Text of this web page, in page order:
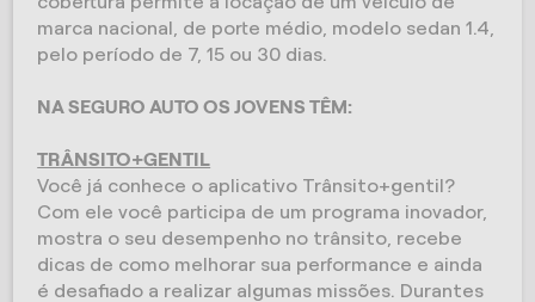
marca nacional, de porte médio, modelo sedan 1.4,
pelo período de 7, 15 ou 30 dias.
NA SEGURO AUTO OS JOVENS TÊM:
TRÂNSITO+GENTIL
Você já conhece o aplicativo Trânsito+gentil?
Com ele você participa de um programa inovador,
mostra o seu desempenho no trânsito, recebe
dicas de como melhorar sua performance e ainda
é desafiado a realizar algumas missões. Durantes